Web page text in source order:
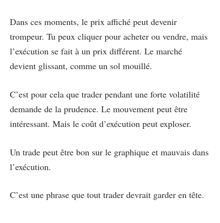
Dans ces moments, le prix affiché peut devenir
trompeur. Tu peux cliquer pour acheter ou vendre, mais
l’exécution se fait à un prix différent. Le marché
devient glissant, comme un sol mouillé.
C’est pour cela que trader pendant une forte volatilité
demande de la prudence. Le mouvement peut être
intéressant. Mais le coût d’exécution peut exploser.
Un trade peut être bon sur le graphique et mauvais dans
l’exécution.
C’est une phrase que tout trader devrait garder en tête.